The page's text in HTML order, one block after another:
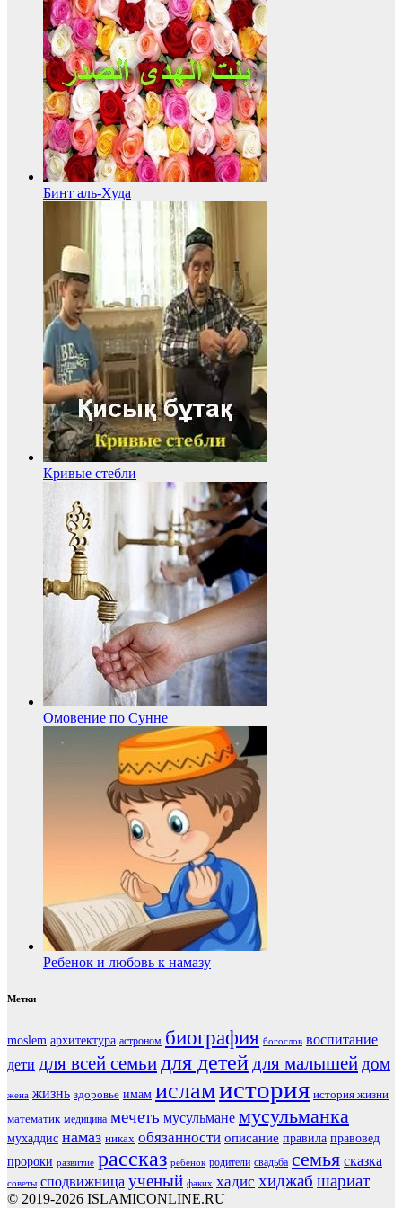
Бинт аль-Худа
Кривые стебли
Омовение по Сунне
Ребенок и любовь к намазу
Метки
moslem архитектура астроном биография богослов воспитание
дети для всей семьидля детей для малышейдом
жена жизнь здоровье имам исламистория история жизни
математик медицина мечеть мусульмане мусульманка
мухаддис намаз никах обязанности описание правила правовед
пророки развитие рассказ ребенок родители свадьба семья сказка
советы сподвижница ученый факих хадис хиджаб шариат
© 2019-2026 ISLAMICONLINE.RU